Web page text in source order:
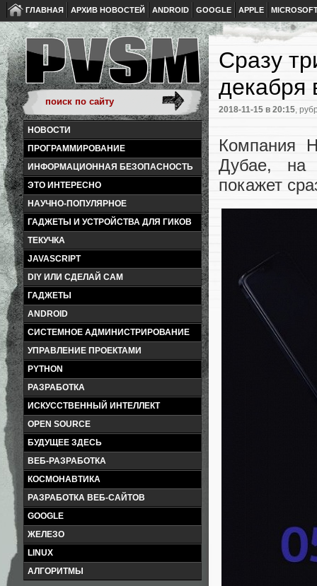
ГЛАВНАЯ АРХИВ НОВОСТЕЙ ANDROID GOOGLE APPLE
НОВОСТИ
ПРОГРАММИРОВАНИЕ
ИНФОРМАЦИОННАЯ БЕЗОПАСНОСТЬ
ЭТО ИНТЕРЕСНО
НАУЧНО-ПОПУЛЯРНОЕ
ГАДЖЕТЫ И УСТРОЙСТВА ДЛЯ ГИКОВ
ТЕКУЧКА
JAVASCRIPT
DIY ИЛИ СДЕЛАЙ САМ
ГАДЖЕТЫ
ANDROID
СИСТЕМНОЕ АДМИНИСТРИРОВАНИЕ
УПРАВЛЕНИЕ ПРОЕКТАМИ
PYTHON
РАЗРАБОТКА
ИСКУССТВЕННЫЙ ИНТЕЛЛЕКТ
OPEN SOURCE
БУДУЩЕЕ ЗДЕСЬ
ВЕБ-РАЗРАБОТКА
КОСМОНАВТИКА
РАЗРАБОТКА ВЕБ-САЙТОВ
GOOGLE
ЖЕЛЕЗО
LINUX
АЛГОРИТМЫ
Сразу
декабря
2018-11-15 в 20:15,
Компания
Дубае, на
покажет